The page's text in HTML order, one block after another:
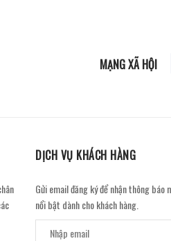
MẠNG XÃ HỘI
DỊCH VỤ KHÁCH HÀNG
Gửi email đăng ký để nhận thông báo
nổi bật dành cho khách hàng.